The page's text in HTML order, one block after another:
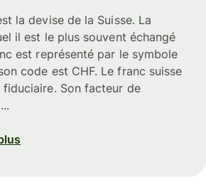
la devise de la Suisse. La
il est le plus souvent échangé
est représenté par le symbole
code est CHF. Le franc suisse
fiduciaire. Son facteur de